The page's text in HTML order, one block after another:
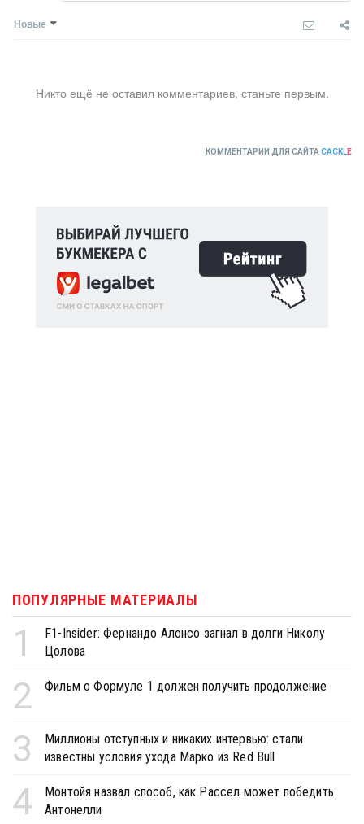
Новые
Никто ещё не оставил комментариев, станьте первым.
КОММЕНТАРИИ ДЛЯ САЙТА CACKLE
ПОПУЛЯРНЫЕ МАТЕРИАЛЫ
1
F1-Insider: Фернандо Алонсо загнал в долги Николу
Цолова
2 Фильм о Формуле 1 должен получить продолжение
3
Миллионы отступных и никаких интервью: стали
известны условия ухода Марко из Red Bull
4
Монтойя назвал способ, как Рассел может победить
Антонелли